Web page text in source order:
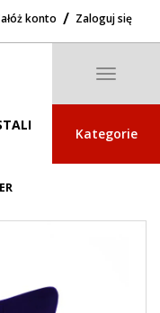
konto Zaloguj się
Toggle
Kategorie